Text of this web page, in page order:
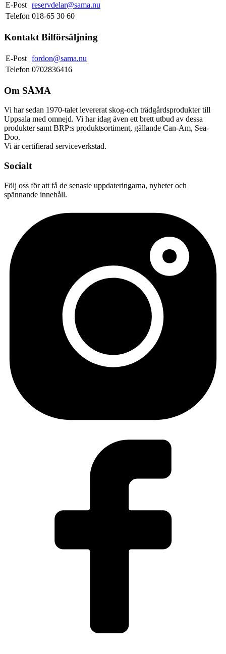
E-Post reservdelar@sama.nu
Telefon 018-65 30 60
Kontakt Bilförsäljning
E-Post fordon@sama.nu
Telefon 0702836416
Om SÅMA
Vi har sedan 1970-talet levererat skog-och trädgårdsprodukter till
Uppsala med omnejd. Vi har idag även ett brett utbud av dessa
produkter samt BRP:s produktsortiment, gällande Can-Am, Sea-
Doo.
Vi är certifierad serviceverkstad.
Socialt
Följ oss för att få de senaste uppdateringarna, nyheter och
spännande innehåll.